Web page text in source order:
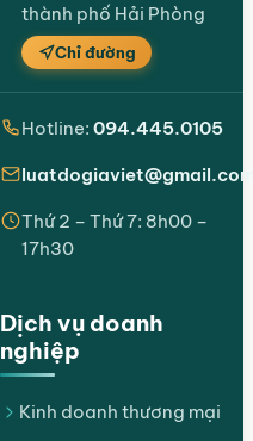
Dịch vụ doanh
nghiệp
Kinh doanh thương mại
thành phố Hải Phòng
Chỉ đường
Hotline: 094.445.0105
Thứ 2 – Thứ 7: 8h00 –
17h30